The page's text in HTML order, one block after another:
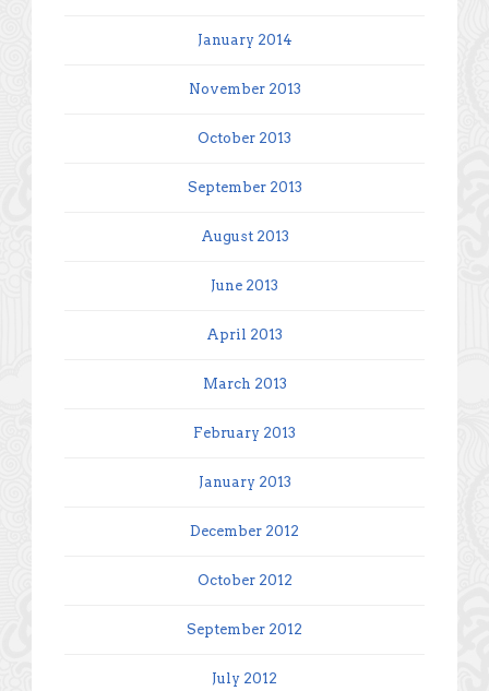
January 2014
November 2013
October 2013
September 2013
August 2013
June 2013
April 2013
March 2013
February 2013
January 2013
December 2012
October 2012
September 2012
July 2012